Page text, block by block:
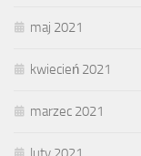
maj 2021
kwiecień 2021
marzec 2021